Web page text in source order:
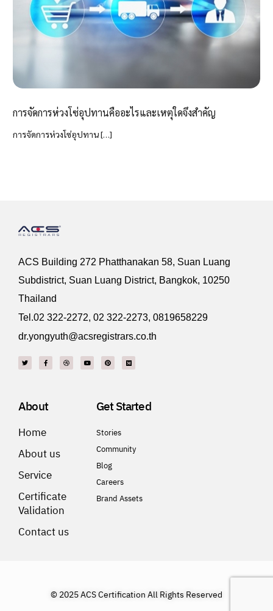
การจัดการห่วงโซ่อุปทานคืออะไรและเหตุใดจึงสำคัญ
การจัดการห่วงโซ่อุปทาน […]
ACS Building 272 Phatthanakan 58, Suan Luang
Subdistrict, Suan Luang District, Bangkok, 10250
Thailand
Tel.02 322-2272, 02 322-2273, 0819658229
dr.yongyuth@acsregistrars.co.th
About
Home
About us
Service
Certificate
Validation
Contact us
Get Started
Stories
Community
Blog
Careers
Brand Assets
© 2025 ACS Certification All Rights Reserved